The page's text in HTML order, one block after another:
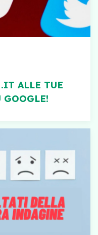
ALLE TUE
GOOGLE!